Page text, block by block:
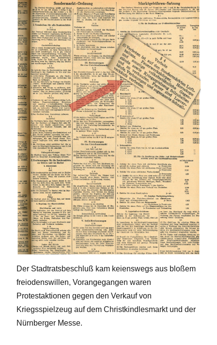
Der Stadtratsbeschluß kam keienswegs aus bloßem
freiodenswillen, Vorangegangen waren
Protestaktionen gegen den Verkauf von
Kriegsspielzeug auf dem Christkindlesmarkt und der
Nürnberger Messe.